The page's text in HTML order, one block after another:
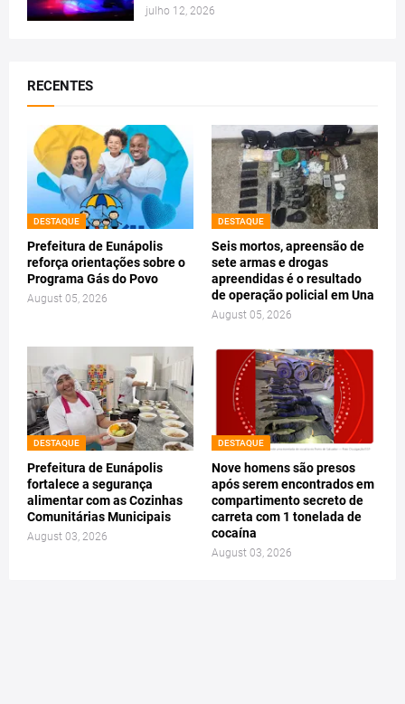
julho 12, 2026
RECENTES
DESTAQUE
Prefeitura de Eunápolis
reforça orientações sobre o
Programa Gás do Povo
August 05, 2026
DESTAQUE
Seis mortos, apreensão de
sete armas e drogas
apreendidas é o resultado
de operação policial em Una
August 05, 2026
DESTAQUE
Prefeitura de Eunápolis
fortalece a segurança
alimentar com as Cozinhas
Comunitárias Municipais
August 03, 2026
DESTAQUE
Nove homens são presos
após serem encontrados em
compartimento secreto de
carreta com 1 tonelada de
cocaína
August 03, 2026